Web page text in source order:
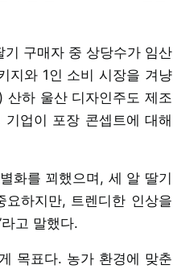
구매자 중 상당수가 임산
지와 1인 소비 시장을 겨냥
산하 울산 디자인주도 제조
업이 포장 콘셉트에 대해
화를 꾀했으며, 세 알 딸기
하지만, 트렌디한 인상을
고 말했다.
목표다. 농가 환경에 맞춘